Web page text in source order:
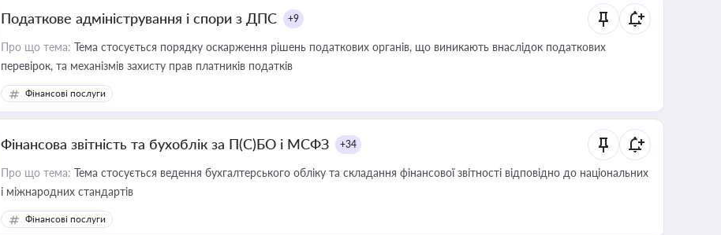
Податкове адміністрування і спори з ДПС +9
Про що тема: Тема стосується порядку оскарження рішень податкових органів, що виникають внаслідок податкових
перевірок, та механізмів захисту прав платників податків
Фінансові послуги
Фінансова звітність та бухоблік за П(С)БО і МСФЗ +34
Про що тема: Тема стосується ведення бухгалтерського обліку та складання фінансової звітності відповідно до національних
і міжнародних стандартів
Фінансові послуги